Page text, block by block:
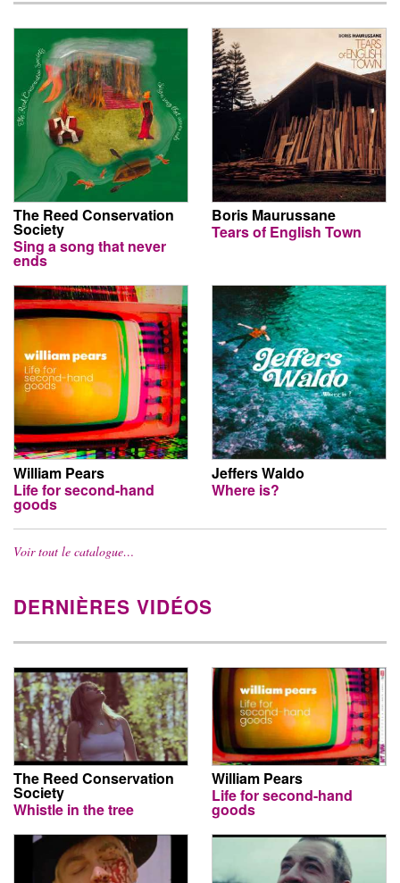
The Reed Conservation
Society
Sing a song that never
ends
Boris Maurussane
Tears of English Town
William Pears
Life for second-hand
goods
Jeffers Waldo
Where is?
Voir tout le catalogue…
DERNIÈRES VIDÉOS
The Reed Conservation
Society
Whistle in the tree
William Pears
Life for second-hand
goods